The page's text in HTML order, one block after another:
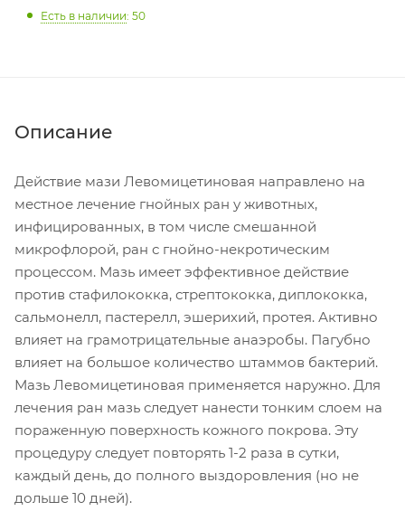
Есть в наличии: 50
Описание
Действие мази Левомицетиновая направлено на
местное лечение гнойных ран у животных,
инфицированных, в том числе смешанной
микрофлорой, ран с гнойно-некротическим
процессом. Мазь имеет эффективное действие
против стафилококка, стрептококка, диплококка,
сальмонелл, пастерелл, эшерихий, протея. Активно
влияет на грамотрицательные анаэробы. Пагубно
влияет на большое количество штаммов бактерий.
Мазь Левомицетиновая применяется наружно. Для
лечения ран мазь следует нанести тонким слоем на
пораженную поверхность кожного покрова. Эту
процедуру следует повторять 1-2 раза в сутки,
каждый день, до полного выздоровления (но не
дольше 10 дней).